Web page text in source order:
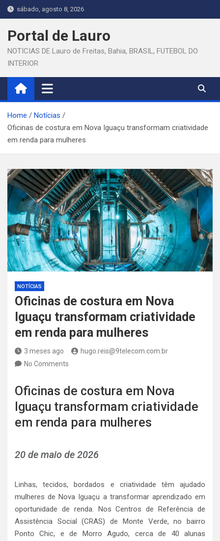
Skip
to
content
sábado, agosto 8, 2026
Portal de Lauro
NOTICIAS DE Lauro de Freitas, Bahia, BRASIL, FUTEBOL DO
INTERIOR
Home
Notícias
Oficinas de costura em Nova Iguaçu transformam criatividade
em renda para mulheres
NOTÍCIAS
Oficinas de costura em Nova
Iguaçu transformam criatividade
em renda para mulheres
3 meses ago
hugo.reis@9telecom.com.br
No Comments
Oficinas de costura em Nova
Iguaçu transformam criatividade
em renda para mulheres
20 de maio de 2026
Linhas, tecidos, bordados e criatividade têm ajudado
mulheres de Nova Iguaçu a transformar aprendizado em
oportunidade de renda. Nos Centros de Referência de
Assistência Social (CRAS) de Monte Verde, no bairro
Ponto Chic, e de Morro Agudo, cerca de 40 alunas